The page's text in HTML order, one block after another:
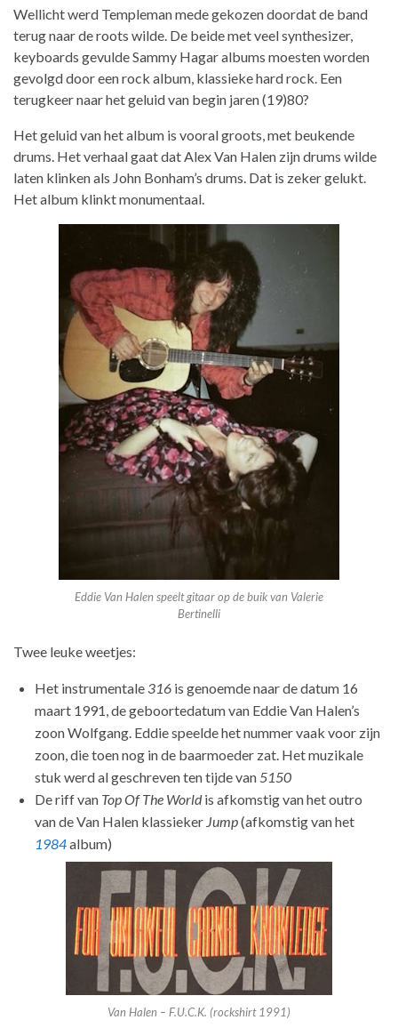
Wellicht werd Templeman mede gekozen doordat de band
terug naar de roots wilde. De beide met veel synthesizer,
keyboards gevulde Sammy Hagar albums moesten worden
gevolgd door een rock album, klassieke hard rock. Een
terugkeer naar het geluid van begin jaren (19)80?
Het geluid van het album is vooral groots, met beukende
drums. Het verhaal gaat dat Alex Van Halen zijn drums wilde
laten klinken als John Bonham’s drums. Dat is zeker gelukt.
Het album klinkt monumentaal.
Eddie Van Halen speelt gitaar op de buik van Valerie
Bertinelli
Twee leuke weetjes:
Het instrumentale 316 is genoemde naar de datum 16
maart 1991, de geboortedatum van Eddie Van Halen’s
zoon Wolfgang. Eddie speelde het nummer vaak voor zijn
zoon, die toen nog in de baarmoeder zat. Het muzikale
stuk werd al geschreven ten tijde van 5150
De riff van Top Of The Worldis afkomstig van het outro
van de Van Halen klassieker Jump(afkomstig van het
1984album)
Van Halen – F.U.C.K. (rockshirt 1991)